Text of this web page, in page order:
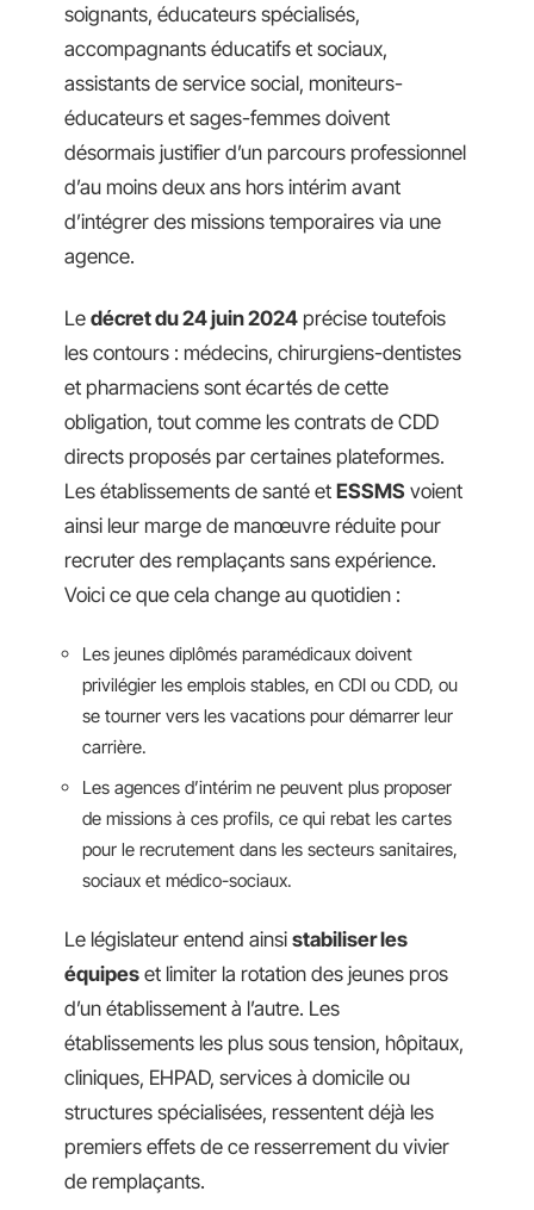
soignants, éducateurs spécialisés,
accompagnants éducatifs et sociaux,
assistants de service social, moniteurs-
éducateurs et sages-femmes doivent
désormais justifier d’un parcours professionnel
d’au moins deux ans hors intérim avant
d’intégrer des missions temporaires via une
agence.
Le décret du 24 juin 2024 précise toutefois
les contours : médecins, chirurgiens-dentistes
et pharmaciens sont écartés de cette
obligation, tout comme les contrats de CDD
directs proposés par certaines plateformes.
Les établissements de santé et ESSMS voient
ainsi leur marge de manœuvre réduite pour
recruter des remplaçants sans expérience.
Voici ce que cela change au quotidien :
Les jeunes diplômés paramédicaux doivent
privilégier les emplois stables, en CDI ou CDD, ou
se tourner vers les vacations pour démarrer leur
carrière.
Les agences d’intérim ne peuvent plus proposer
de missions à ces profils, ce qui rebat les cartes
pour le recrutement dans les secteurs sanitaires,
sociaux et médico-sociaux.
Le législateur entend ainsi stabiliser les
équipes et limiter la rotation des jeunes pros
d’un établissement à l’autre. Les
établissements les plus sous tension, hôpitaux,
cliniques, EHPAD, services à domicile ou
structures spécialisées, ressentent déjà les
premiers effets de ce resserrement du vivier
de remplaçants.